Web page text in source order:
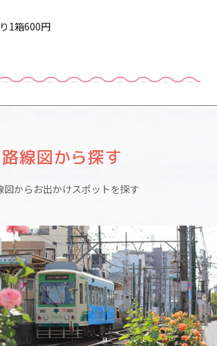
1箱600円
路線図から探す
図からお出かけスポットを探す